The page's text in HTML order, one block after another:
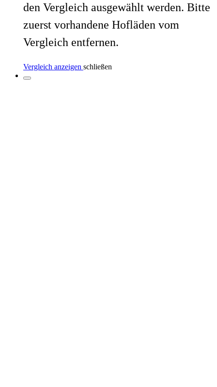
den Vergleich ausgewählt werden. Bitte
zuerst vorhandene Hofläden vom
Vergleich entfernen.
Vergleich anzeigen schließen